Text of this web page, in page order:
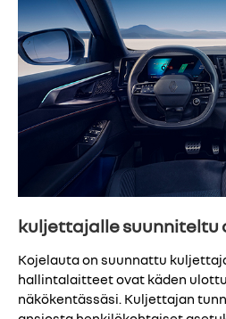
kuljettajalle suunniteltu
Kojelauta on suunnattu
hallintalaitteet ovat käden
näkökentässäsi. Kuljettajan